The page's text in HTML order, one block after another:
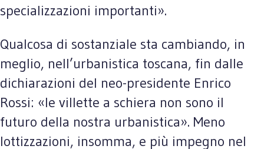
specializzazioni importanti».
Qualcosa di sostanziale sta cambiando, in
meglio, nell’urbanistica toscana, fin dalle
dichiarazioni del neo-presidente Enrico
Rossi: «le villette a schiera non sono il
futuro della nostra urbanistica». Meno
lottizzazioni, insomma, e più impegno nel